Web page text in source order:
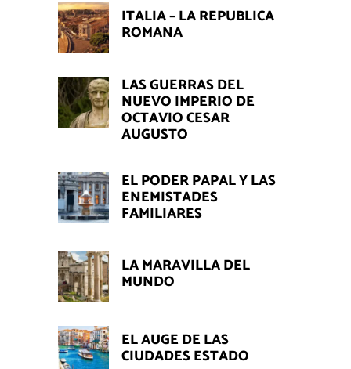
ITALIA – LA REPUBLICA
ROMANA
LAS GUERRAS DEL
NUEVO IMPERIO DE
OCTAVIO CESAR
AUGUSTO
EL PODER PAPAL Y LAS
ENEMISTADES
FAMILIARES
LA MARAVILLA DEL
MUNDO
EL AUGE DE LAS
CIUDADES ESTADO